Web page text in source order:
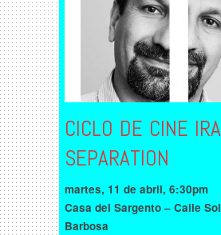
CICLO DE CINE
SEPARATION
martes, 11 de abril, 6:30pm
Casa del Sargento – Calle
Barbosa